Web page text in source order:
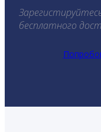
бесплатного